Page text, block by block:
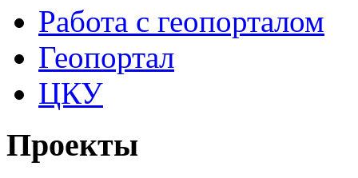
Работа с геопорталом
Геопортал
ЦКУ
Проекты